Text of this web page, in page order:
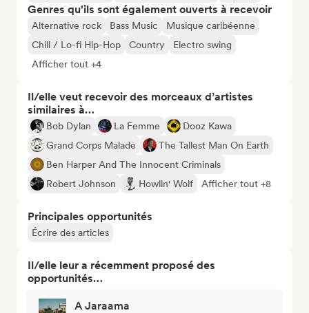
Genres qu'ils sont également ouverts à recevoir
Alternative rock Bass Music
Musique caribéenne
Chill / Lo-fi Hip-Hop
Country
Electro swing
Afficher tout +4
Il/elle veut recevoir des morceaux d’artistes
similaires à…
Bob Dylan La Femme
Dooz Kawa
Grand Corps Malade
The Tallest Man On Earth
Ben Harper And The Innocent Criminals
Robert Johnson
Howlin' Wolf Afficher tout +8
Principales opportunités
Écrire des articles
Il/elle leur a récemment proposé des
opportunités…
A Jaraama